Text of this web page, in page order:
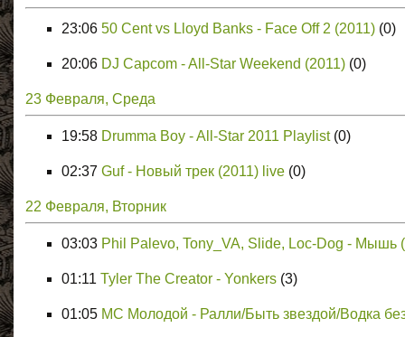
23:06 50 Cent vs Lloyd Banks - Face Off 2 (2011) (0)
20:06 DJ Capcom - All-Star Weekend (2011) (0)
23 Февраля, Среда
19:58 Drumma Boy - All-Star 2011 Playlist (0)
02:37 Guf - Новый трек (2011) live (0)
22 Февраля, Вторник
03:03 Phil Palevo, Tony_VA, Slide, Loc-Dog - Мышь
01:11 Tyler The Creator - Yonkers (3)
01:05 МС Молодой - Ралли/Быть звездой/Водка